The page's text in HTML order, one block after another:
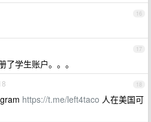
16
17
了学生账户。。。
18
https://t.me/left4taco 人在美国可